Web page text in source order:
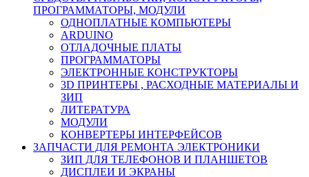
ПРОГРАММАТОРЫ, МОДУЛИ
ОДНОПЛАТНЫЕ КОМПЬЮТЕРЫ
ARDUINO
ОТЛАДОЧНЫЕ ПЛАТЫ
ПРОГРАММАТОРЫ
ЭЛЕКТРОННЫЕ КОНСТРУКТОРЫ
3D ПРИНТЕРЫ , РАСХОДНЫЕ МАТЕРИАЛЫ И
ЗИП
ЛИТЕРАТУРА
МОДУЛИ
КОНВЕРТЕРЫ ИНТЕРФЕЙСОВ
ЗАПЧАСТИ ДЛЯ РЕМОНТА ЭЛЕКТРОНИКИ
ЗИП ДЛЯ ТЕЛЕФОНОВ И ПЛАНШЕТОВ
ДИСПЛЕИ И ЭКРАНЫ